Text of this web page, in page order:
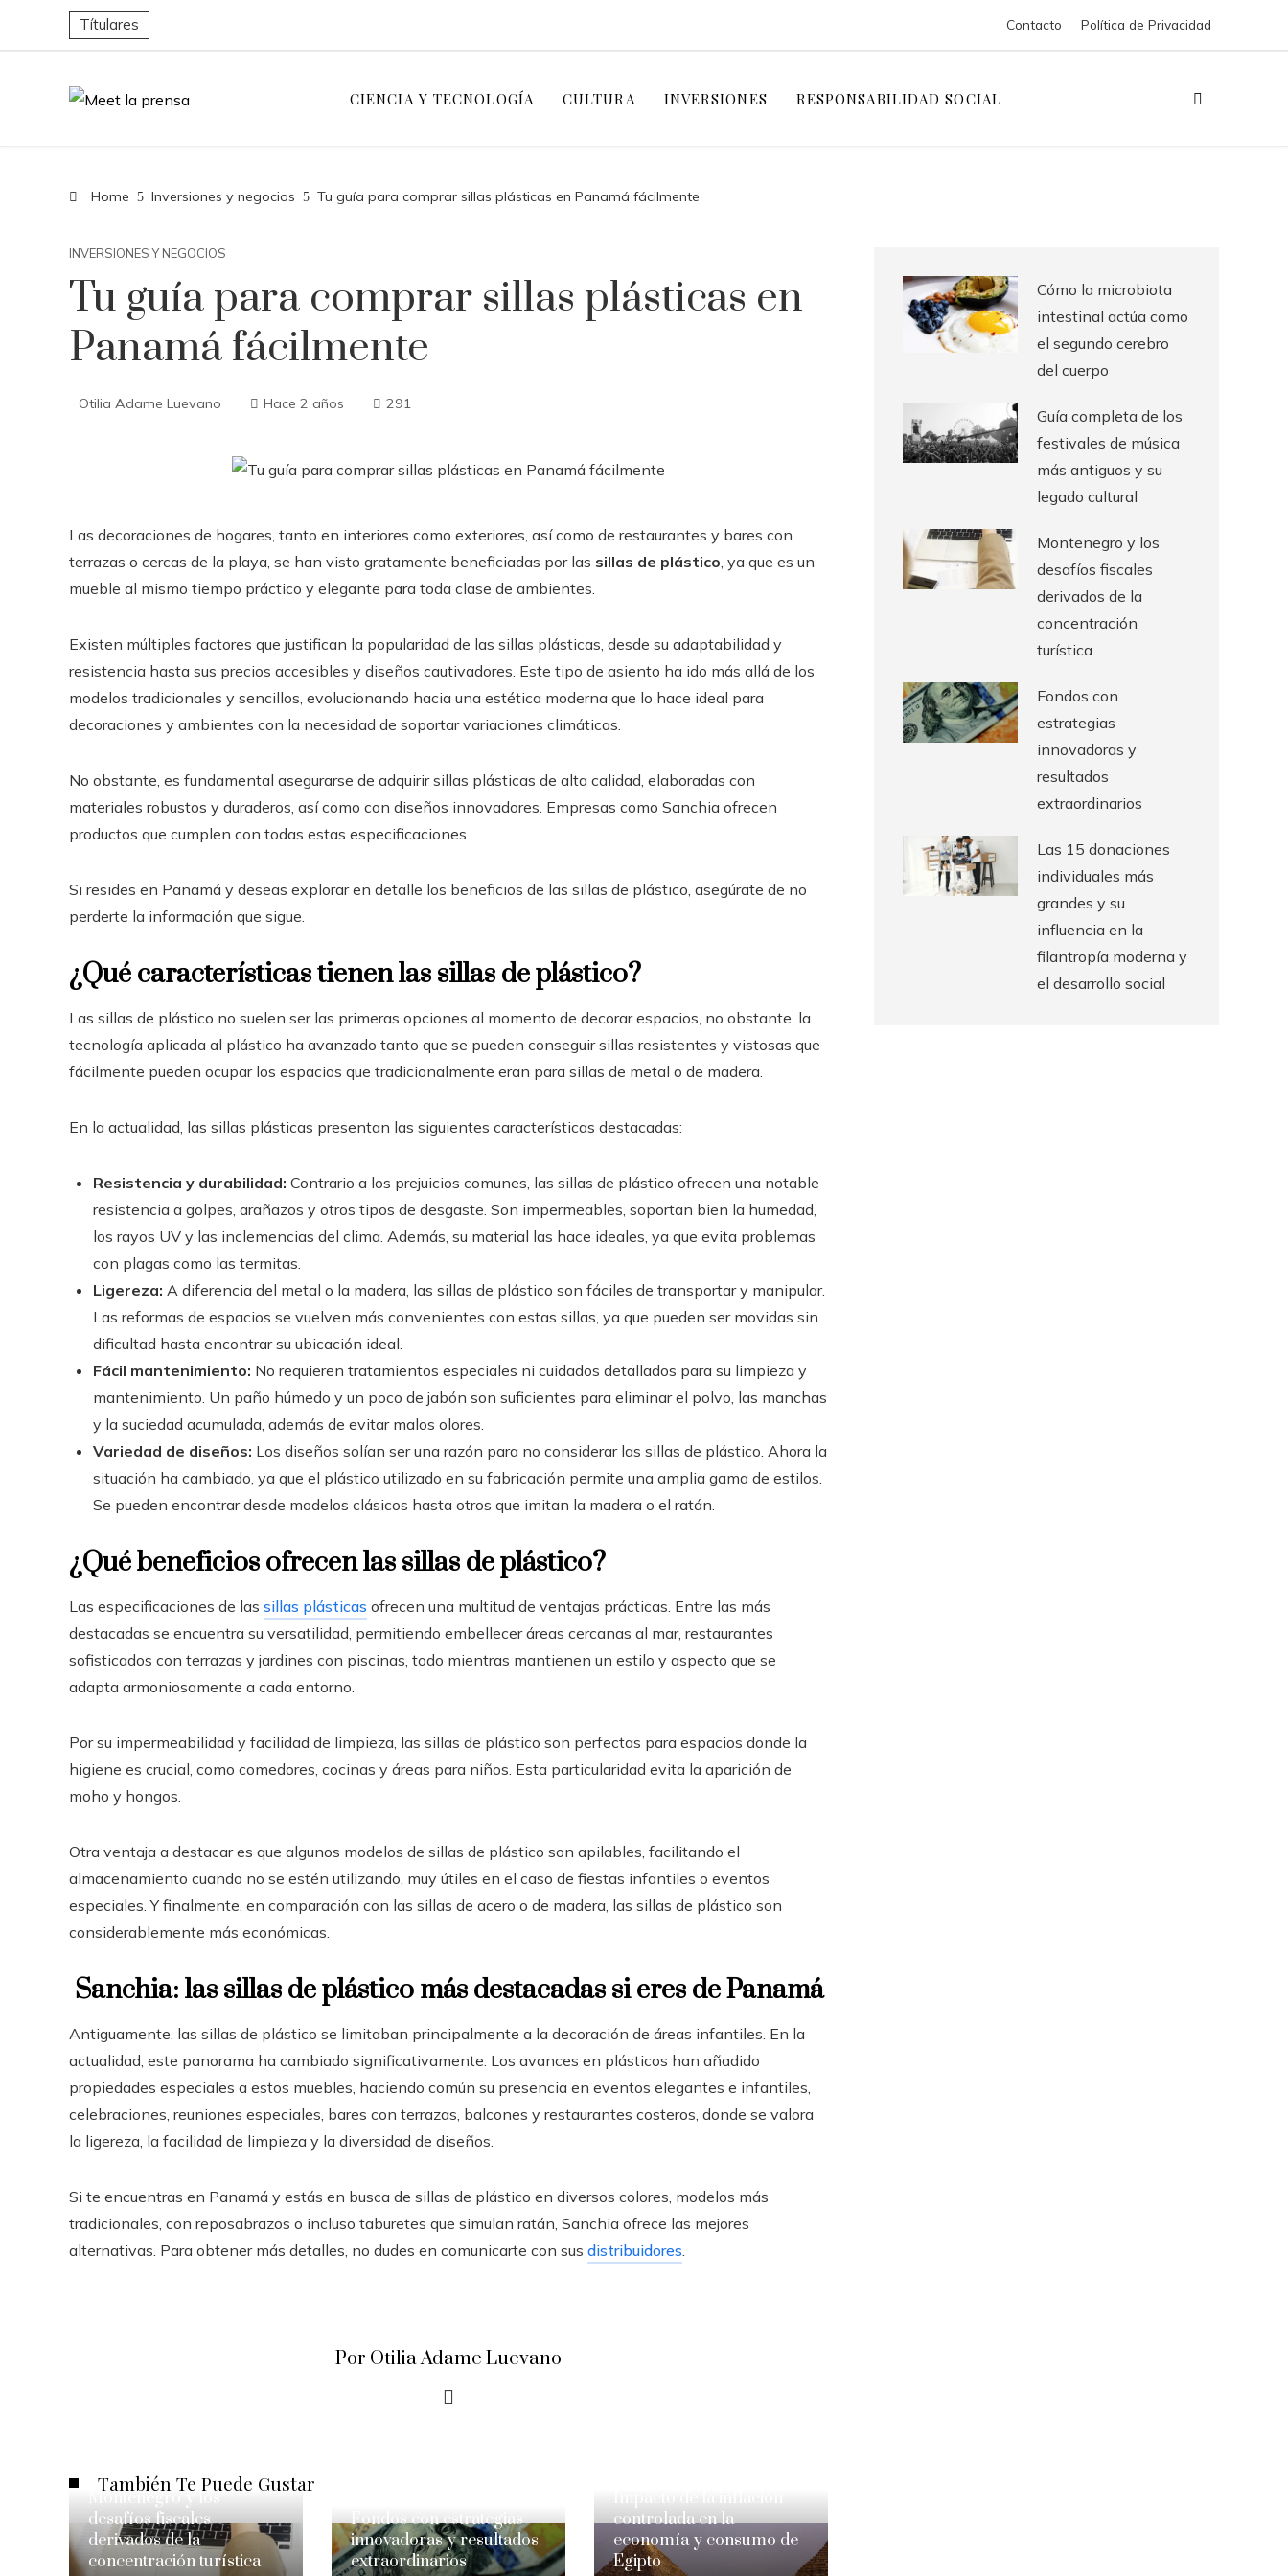
Títulares Contacto Política de Privacidad
CIENCIA Y TECNOLOGÍA CULTURA INVERSIONES RESPONSABILIDAD SOCIAL
Home Inversiones y negocios Tu guía para comprar sillas plásticas en Panamá fácilmente
INVERSIONES Y NEGOCIOS
Tu guía para comprar sillas plásticas en
Panamá fácilmente
Otilia Adame Luevano Hace 2 años 291
Las decoraciones de hogares, tanto en interiores como exteriores, así como de restaurantes y bares con
terrazas o cercas de la playa, se han visto gratamente beneficiadas por las sillas de plástico, ya que es un
mueble al mismo tiempo práctico y elegante para toda clase de ambientes.
Existen múltiples factores que justifican la popularidad de las sillas plásticas, desde su adaptabilidad y
resistencia hasta sus precios accesibles y diseños cautivadores. Este tipo de asiento ha ido más allá de los
modelos tradicionales y sencillos, evolucionando hacia una estética moderna que lo hace ideal para
decoraciones y ambientes con la necesidad de soportar variaciones climáticas.
No obstante, es fundamental asegurarse de adquirir sillas plásticas de alta calidad, elaboradas con
materiales robustos y duraderos, así como con diseños innovadores. Empresas como Sanchia ofrecen
productos que cumplen con todas estas especificaciones.
Si resides en Panamá y deseas explorar en detalle los beneficios de las sillas de plástico, asegúrate de no
perderte la información que sigue.
¿Qué características tienen las sillas de plástico?
Las sillas de plástico no suelen ser las primeras opciones al momento de decorar espacios, no obstante, la
tecnología aplicada al plástico ha avanzado tanto que se pueden conseguir sillas resistentes y vistosas que
fácilmente pueden ocupar los espacios que tradicionalmente eran para sillas de metal o de madera.
En la actualidad, las sillas plásticas presentan las siguientes características destacadas:
Resistencia y durabilidad: Contrario a los prejuicios comunes, las sillas de plástico ofrecen una notable
resistencia a golpes, arañazos y otros tipos de desgaste. Son impermeables, soportan bien la humedad,
los rayos UV y las inclemencias del clima. Además, su material las hace ideales, ya que evita problemas
con plagas como las termitas.
Ligereza: A diferencia del metal o la madera, las sillas de plástico son fáciles de transportar y manipular.
Las reformas de espacios se vuelven más convenientes con estas sillas, ya que pueden ser movidas sin
dificultad hasta encontrar su ubicación ideal.
Fácil mantenimiento: No requieren tratamientos especiales ni cuidados detallados para su limpieza y
mantenimiento. Un paño húmedo y un poco de jabón son suficientes para eliminar el polvo, las manchas
y la suciedad acumulada, además de evitar malos olores.
Variedad de diseños: Los diseños solían ser una razón para no considerar las sillas de plástico. Ahora la
situación ha cambiado, ya que el plástico utilizado en su fabricación permite una amplia gama de estilos.
Se pueden encontrar desde modelos clásicos hasta otros que imitan la madera o el ratán.
¿Qué beneficios ofrecen las sillas de plástico?
Las especificaciones de las sillas plásticas ofrecen una multitud de ventajas prácticas. Entre las más
destacadas se encuentra su versatilidad, permitiendo embellecer áreas cercanas al mar, restaurantes
sofisticados con terrazas y jardines con piscinas, todo mientras mantienen un estilo y aspecto que se
adapta armoniosamente a cada entorno.
Por su impermeabilidad y facilidad de limpieza, las sillas de plástico son perfectas para espacios donde la
higiene es crucial, como comedores, cocinas y áreas para niños. Esta particularidad evita la aparición de
moho y hongos.
Otra ventaja a destacar es que algunos modelos de sillas de plástico son apilables, facilitando el
almacenamiento cuando no se estén utilizando, muy útiles en el caso de fiestas infantiles o eventos
especiales. Y finalmente, en comparación con las sillas de acero o de madera, las sillas de plástico son
considerablemente más económicas.
Sanchia: las sillas de plástico más destacadas si eres de Panamá
Antiguamente, las sillas de plástico se limitaban principalmente a la decoración de áreas infantiles. En la
actualidad, este panorama ha cambiado significativamente. Los avances en plásticos han añadido
propiedades especiales a estos muebles, haciendo común su presencia en eventos elegantes e infantiles,
celebraciones, reuniones especiales, bares con terrazas, balcones y restaurantes costeros, donde se valora
la ligereza, la facilidad de limpieza y la diversidad de diseños.
Si te encuentras en Panamá y estás en busca de sillas de plástico en diversos colores, modelos más
tradicionales, con reposabrazos o incluso taburetes que simulan ratán, Sanchia ofrece las mejores
alternativas. Para obtener más detalles, no dudes en comunicarte con sus distribuidores.
Por Otilia Adame Luevano
También Te Puede Gustar
desafíos fiscales
derivados de la
concentración turística
Fondos con estrategias
innovadoras y resultados
extraordinarios
controlada en la
economía y consumo de
Egipto
Cómo la microbiota
intestinal actúa como
el segundo cerebro
del cuerpo
Guía completa de los
festivales de música
más antiguos y su
legado cultural
Montenegro y los
desafíos fiscales
derivados de la
concentración
turística
Fondos con
estrategias
innovadoras y
resultados
extraordinarios
Las 15 donaciones
individuales más
grandes y su
influencia en la
filantropía moderna y
el desarrollo social